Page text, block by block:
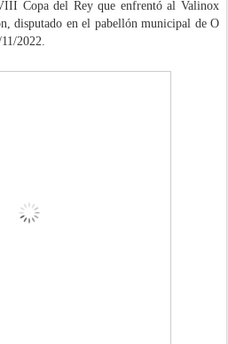
Copa del Rey que enfrentó al Valinox
, disputado en el pabellón municipal de O
/2022.